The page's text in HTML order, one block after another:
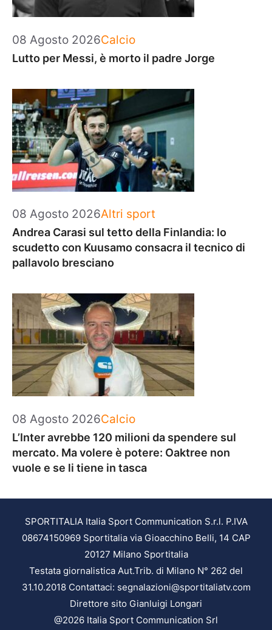
08 Agosto 2026Categorie
Calcio
Lutto per Messi, è morto il padre Jorge
08 Agosto 2026Categorie
Altri sport
Andrea Carasi sul tetto della Finlandia: lo
scudetto con Kuusamo consacra il tecnico di
pallavolo bresciano
08 Agosto 2026Categorie
Calcio
L’Inter avrebbe 120 milioni da spendere sul
mercato. Ma volere è potere: Oaktree non
vuole e se li tiene in tasca
SPORTITALIA Italia Sport Communication S.r.l. P.IVA
08674150969 Sportitalia via Gioacchino Belli, 14 CAP
20127 Milano Sportitalia
Testata giornalistica Aut.Trib. di Milano N° 262 del
31.10.2018 Contattaci: segnalazioni@sportitaliatv.com
Direttore sito Gianluigi Longari
@2026 Italia Sport Communication Srl